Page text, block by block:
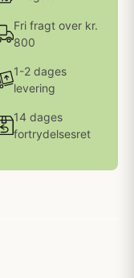
Fri fragt over kr.
800
1-2 dages
levering
14 dages
fortrydelsesret